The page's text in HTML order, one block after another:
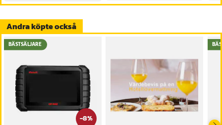
Andra köpte också
-8%
BÄSTSÄLJARE